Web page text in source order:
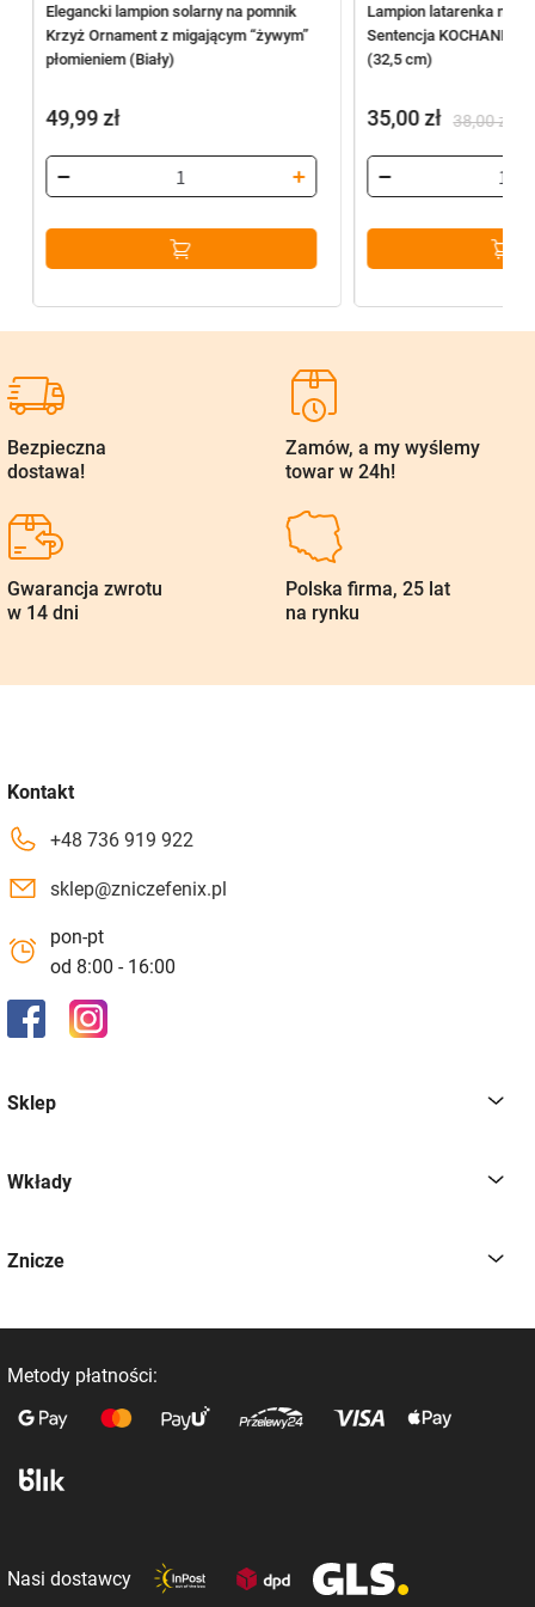
Elegancki lampion solarny na pomnik
Krzyż Ornament z migającym “żywym”
płomieniem (Biały)
49,99zł
Lampion latarenka na
Sentencja KOCHANEJ
(32,5 cm)
38,00zł
cena
wynosiła:
38,00 zł.
35,00zł
cena
wynosi:
35,00 zł.
Bezpieczna
dostawa!
Zamów, a my wyślemy
towar w 24h!
Gwarancja zwrotu
w 14 dni
Polska firma, 25 lat
na rynku
Kontakt
+48 736 919 922
sklep@zniczefenix.pl
pon-pt
od 8:00 - 16:00
Sklep
Wkłady
Znicze
Metody płatności:
Nasi dostawcy